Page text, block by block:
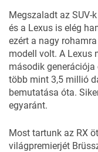
Megszaladt az SUV-
és a Lexus is elég
ezért a nagy
modell volt. A Lexus
második
több mint 3,5 millió
bemutatása óta.
egyaránt.
Most tartunk az RX
világpremierjét